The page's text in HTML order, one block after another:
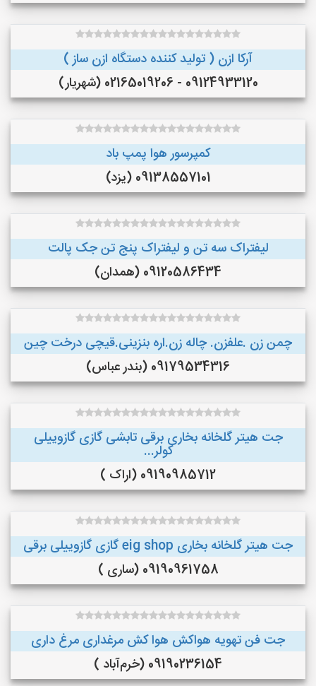
آرکا ازن ( تولید کننده دستگاه ازن ساز )
09124933120 - 02165019206 (شهریار)
کمپرسور هوا پمپ باد
09138557101 (یزد)
لیفتراک سه تن و لیفتراک پنج تن جک پالت
09120586434 (همدان)
چمن زن .علفزن. چاله زن.اره بنزینی.قیچی درخت چین
09179534316 (بندر عباس)
جت هیتر گلخانه بخاری برقی تابشی گازی گازوییلی
کولر...
09190985712 (اراک )
جت هیتر گلخانه بخاری eig shop گازی گازوییلی برقی
09190961758 (ساری )
جت فن تهویه هواکش هوا کش مرغداری مرغ داری
09190236154 (خرم‌آباد )